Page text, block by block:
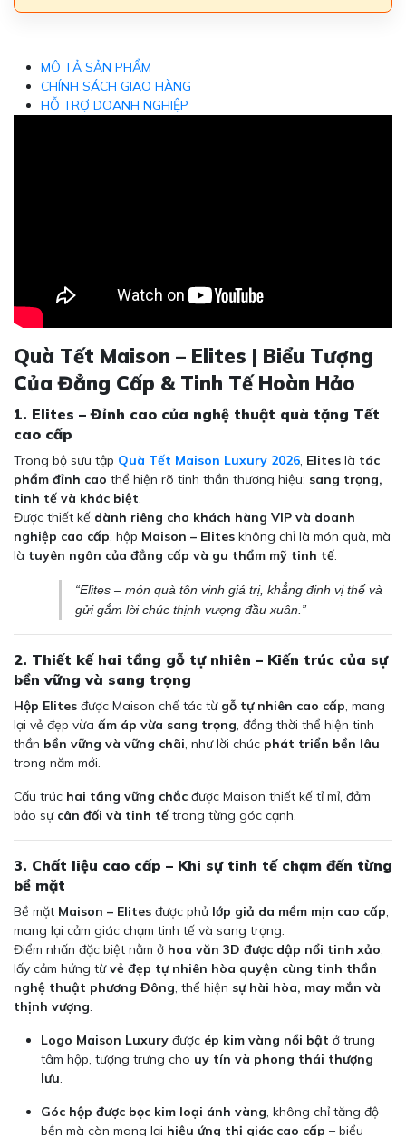
MÔ TẢ SẢN PHẨM
CHÍNH SÁCH GIAO HÀNG
HỖ TRỢ DOANH NGHIỆP
Quà Tết Maison – Elites | Biểu Tượng
Của Đẳng Cấp & Tinh Tế Hoàn Hảo
1. Elites – Đỉnh cao của nghệ thuật quà tặng Tết
cao cấp
Trong bộ sưu tập Quà Tết Maison Luxury 2026, Elites là tác
phẩm đỉnh cao thể hiện rõ tinh thần thương hiệu: sang trọng,
tinh tế và khác biệt.
Được thiết kế dành riêng cho khách hàng VIP và doanh
nghiệp cao cấp, hộp Maison – Elites không chỉ là món quà, mà
là tuyên ngôn của đẳng cấp và gu thẩm mỹ tinh tế.
“Elites – món quà tôn vinh giá trị, khẳng định vị thế và
gửi gắm lời chúc thịnh vượng đầu xuân.”
2. Thiết kế hai tầng gỗ tự nhiên – Kiến trúc của sự
bền vững và sang trọng
Hộp Elites được Maison chế tác từ gỗ tự nhiên cao cấp, mang
lại vẻ đẹp vừa ấm áp vừa sang trọng, đồng thời thể hiện tinh
thần bền vững và vững chãi, như lời chúc phát triển bền lâu
trong năm mới.
Cấu trúc hai tầng vững chắc được Maison thiết kế tỉ mỉ, đảm
bảo sự cân đối và tinh tế trong từng góc cạnh.
3. Chất liệu cao cấp – Khi sự tinh tế chạm đến từng
bề mặt
Bề mặt Maison – Elites được phủ lớp giả da mềm mịn cao cấp,
mang lại cảm giác chạm tinh tế và sang trọng.
Điểm nhấn đặc biệt nằm ở hoa văn 3D được dập nổi tinh xảo,
lấy cảm hứng từvẻ đẹp tự nhiên hòa quyện cùng tinh thần
nghệ thuật phương Đông, thể hiện sự hài hòa, may mắn và
thịnh vượng.
Logo Maison Luxury được ép kim vàng nổi bật ở trung
tâm hộp, tượng trưng cho uy tín và phong thái thượng
lưu.
Góc hộp được bọc kim loại ánh vàng, không chỉ tăng độ
bền mà còn mang lại hiệu ứng thị giác cao cấp – biểu